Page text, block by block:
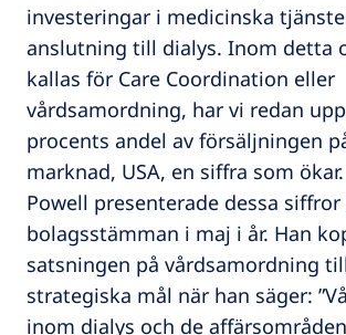
investeringar i medicinska
anslutning till dialys. Inom detta
kallas för Care Coordination eller
vårdsamordning, har vi redan
procents andel av försäljningen
marknad, USA, en siffra som
Powell presenterade dessa siffror
bolagsstämman i maj i år. Han
satsningen på vårdsamordning
strategiska mål när han säger:
inom dialys och de